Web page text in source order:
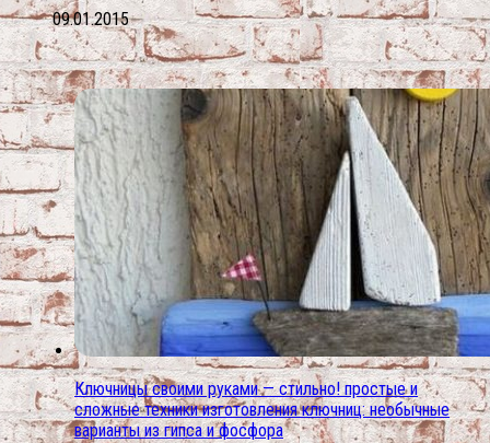
09.01.2015
Ключницы своими руками — стильно! простые и
сложные техники изготовления ключниц: необычные
варианты из гипса и фосфора